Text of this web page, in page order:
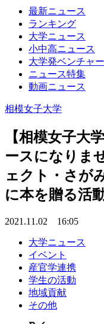
最新ニュース
ランキング
大学ニュース
小中高ニュース
大学発ベンチャー
ニュース特集
動画ニュース
相模女子大学
【相模女子大
ースになりま
ェクト・さが
に本を贈る活
2021.11.02 16:05
大学ニュース
イベント
産官学連携
学生の活動
地域貢献
その他